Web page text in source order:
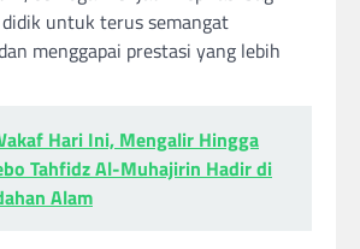
untuk terus semangat
menggapai prestasi yang lebih
Hari Ini, Mengalir Hingga
Tahfidz Al-Muhajirin Hadir di
Alam